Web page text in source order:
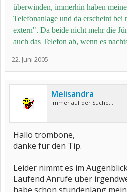
überwinden, immerhin haben
Telefonanlage und da erscheint
extern". Da beide nicht mehr die
auch das Telefon ab, wenn es
22. Juni 2005
Melisandra
immer auf der Suche...
Hallo trombone,
danke für den Tip.
Leider nimmt es im
Laufend Anrufe über